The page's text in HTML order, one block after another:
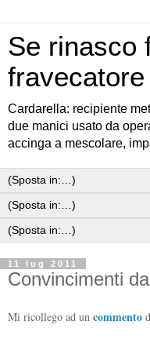
Se rinasco
fravecatore
Cardarella: recipiente
due manici usato da
accinga a mescolare,
11 lug 2011
Convincimenti
Mi ricollego ad un commento